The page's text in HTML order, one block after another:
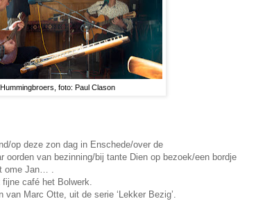
foto: Paul Clason
op deze zon dag in Enschede/over de
oorden van bezinning/bij tante Dien op bezoek/een bordje
ome Jan… .
café het Bolwerk.
van Marc Otte, uit de serie ‘Lekker Bezig’.